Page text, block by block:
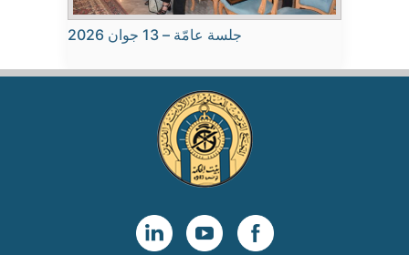
جلسة عامّة – 13 جوان 2026